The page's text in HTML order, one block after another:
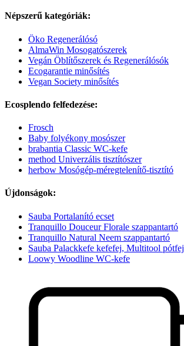
Népszerű kategóriák:
Öko Regenerálósó
AlmaWin Mosogatószerek
Vegán Öblítőszerek és Regenerálósók
Ecogarantie minősítés
Vegan Society minősítés
Ecosplendo felfedezése:
Frosch
Baby folyékony mosószer
brabantia Classic WC-kefe
method Univerzális tisztítószer
herbow Mosógép-méregtelenítő-tisztító
Újdonságok:
Sauba Portalanító ecset
Tranquillo Douceur Florale szappantartó
Tranquillo Natural Neem szappantartó
Sauba Palackkefe kefefej, Multitool pótfej
Loowy Woodline WC-kefe